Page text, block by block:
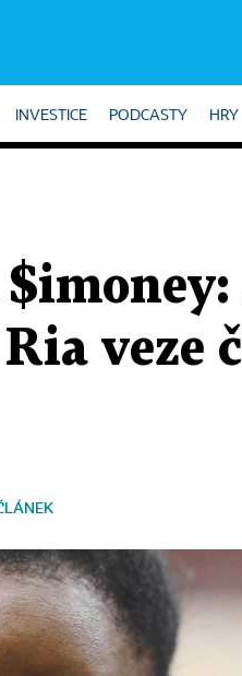
INVESTICE PODCASTY HRY
veze